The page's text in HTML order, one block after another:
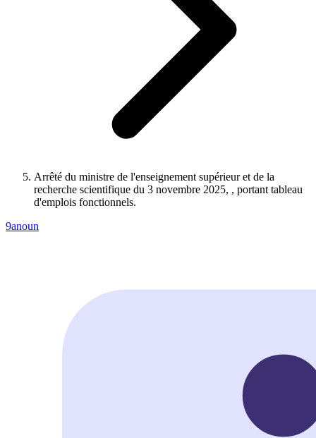
Arrêté du ministre de l'enseignement supérieur et de la
recherche scientifique du 3 novembre 2025, , portant tableau
d'emplois fonctionnels.
9anoun